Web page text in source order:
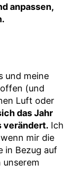
anpassen,
und meine
(und
Luft oder
das Jahr
verändert. Ich
mir die
in Bezug auf
unserem